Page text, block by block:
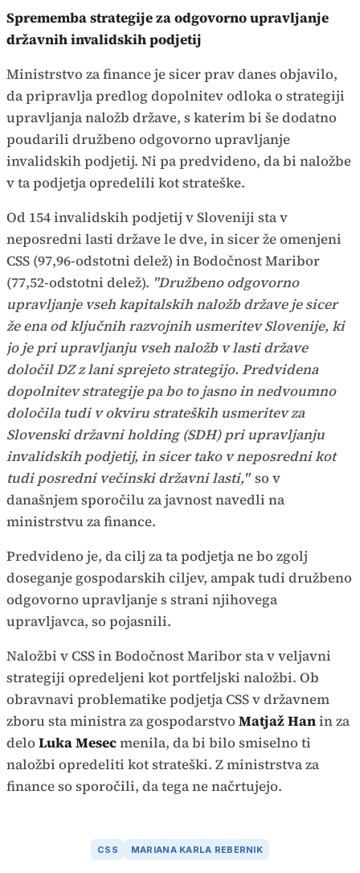
Sprememba strategije za odgovorno upravljanje
državnih invalidskih podjetij
Ministrstvo za finance je sicer prav danes objavilo,
da pripravlja predlog dopolnitev odloka o strategiji
upravljanja naložb države, s katerim bi še dodatno
poudarili družbeno odgovorno upravljanje
invalidskih podjetij. Ni pa predvideno, da bi naložbe
v ta podjetja opredelili kot strateške.
Od 154 invalidskih podjetij v Sloveniji sta v
neposredni lasti države le dve, in sicer že omenjeni
CSS (97,96-odstotni delež) in Bodočnost Maribor
(77,52-odstotni delež). "Družbeno odgovorno
upravljanje vseh kapitalskih naložb države je sicer
že ena od ključnih razvojnih usmeritev Slovenije, ki
jo je pri upravljanju vseh naložb v lasti države
določil DZ z lani sprejeto strategijo. Predvidena
dopolnitev strategije pa bo to jasno in nedvoumno
določila tudi v okviru strateških usmeritev za
Slovenski državni holding (SDH) pri upravljanju
invalidskih podjetij, in sicer tako v neposredni kot
tudi posredni večinski državni lasti," so v
današnjem sporočilu za javnost navedli na
ministrstvu za finance.
Predvideno je, da cilj za ta podjetja ne bo zgolj
doseganje gospodarskih ciljev, ampak tudi družbeno
odgovorno upravljanje s strani njihovega
upravljavca, so pojasnili.
Naložbi v CSS in Bodočnost Maribor sta v veljavni
strategiji opredeljeni kot portfeljski naložbi. Ob
obravnavi problematike podjetja CSS v državnem
zboru sta ministra za gospodarstvoMatjaž Hanin za
deloLuka Mesecmenila, da bi bilo smiselno ti
naložbi opredeliti kot strateški. Z ministrstva za
finance so sporočili, da tega ne načrtujejo.
CSS MARIANA KARLA REBERNIK